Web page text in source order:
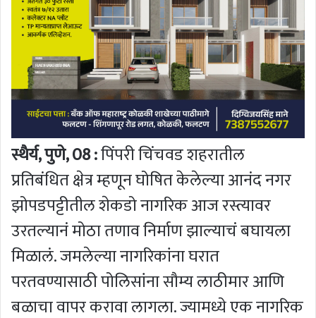
स्थैर्य, पुणे, 08 :पिंपरी चिंचवड शहरातील
प्रतिबंधित क्षेत्र म्हणून घोषित केलेल्या आनंद नगर
झोपडपट्टीतील शेकडो नागरिक आज रस्त्यावर
उरतल्यानं मोठा तणाव निर्माण झाल्याचं बघायला
मिळालं. जमलेल्या नागरिकांना घरात
परतवण्यासाठी पोलिसांना सौम्य लाठीमार आणि
बळाचा वापर करावा लागला. ज्यामध्ये एक नागरिक